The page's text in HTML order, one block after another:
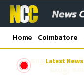
Home Coimbatore
Latest